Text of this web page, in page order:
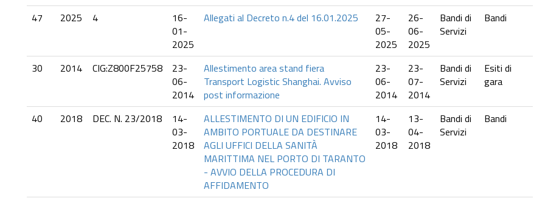
47 2025 4
16-
01-
2025
Allegati al Decreto n.4 del 16.01.2025
27-
05-
2025
26-
06-
2025
Bandi di
Servizi
Bandi
30 2014 CIG:Z800F25758
23-
06-
2014
Allestimento area stand fiera
Transport Logistic Shanghai. Avviso
post informazione
23-
06-
2014
23-
07-
2014
Bandi di
Servizi
Esiti di
gara
40 2018 DEC. N. 23/2018
14-
03-
2018
ALLESTIMENTO DI UN EDIFICIO IN
AMBITO PORTUALE DA DESTINARE
AGLI UFFICI DELLA SANITÀ
MARITTIMA NEL PORTO DI TARANTO
- AVVIO DELLA PROCEDURA DI
AFFIDAMENTO
14-
03-
2018
13-
04-
2018
Bandi di
Servizi
Bandi